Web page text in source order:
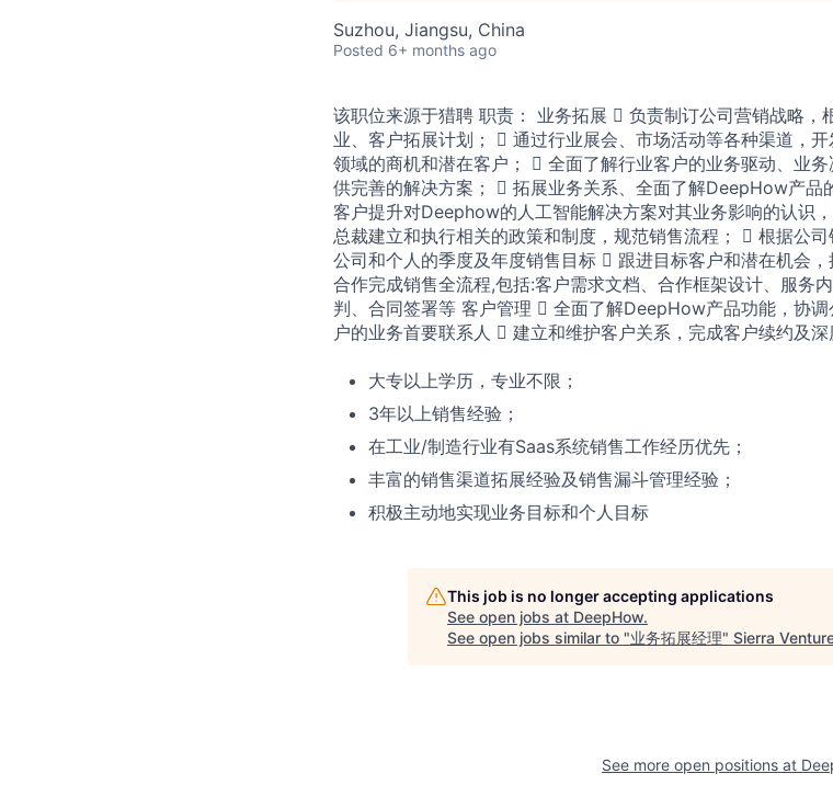
Suzhou, Jiangsu, China
Posted 6+ months ago
该职位来源于猎聘 职责： 业务拓展  负责制订公司营销战略，
业、客户拓展计划；  通过行业展会、市场活动等各种渠道，
领域的商机和潜在客户；  全面了解行业客户的业务驱动、业
供完善的解决⽅案；  拓展业务关系、全面了解DeepHow产品
客户提升对Deephow的人工智能解决方案对其业务影响的认识
总裁建立和执行相关的政策和制度，规范销售流程；  根据公
公司和个人的季度及年度销售⽬标  跟进⽬标客户和潜在机会
合作完成销售全流程,包括:客户需求⽂档、合作框架设计、服务
判、合同签署等 客户管理  全面了解DeepHow产品功能，协
户的业务⾸要联系⼈  建立和维护客户关系，完成客户续约及
大专以上学历，专业不限；
3年以上销售经验；
在工业/制造行业有Saas系统销售工作经历优先；
丰富的销售渠道拓展经验及销售漏斗管理经验；
积极主动地实现业务目标和个人目标
This job is no longer accepting applications
See open jobs at DeepHow.
See open jobs similar to "业务拓展经理" Sierra
See more open positions at